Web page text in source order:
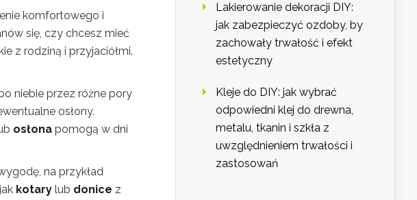
komfortowego i
się, czy chcesz mieć
z rodziną i przyjaciółmi.
niebie przez różne pory
osłony.
osłona pomogą w dni
na przykład
kotary lub donice z
Lakierowanie dekoracji DIY:
jak zabezpieczyć ozdoby, by
zachowały trwałość i efekt
estetyczny
Kleje do DIY: jak wybrać
odpowiedni klej do drewna,
metalu, tkanin i szkła z
uwzględnieniem trwałości i
zastosowań